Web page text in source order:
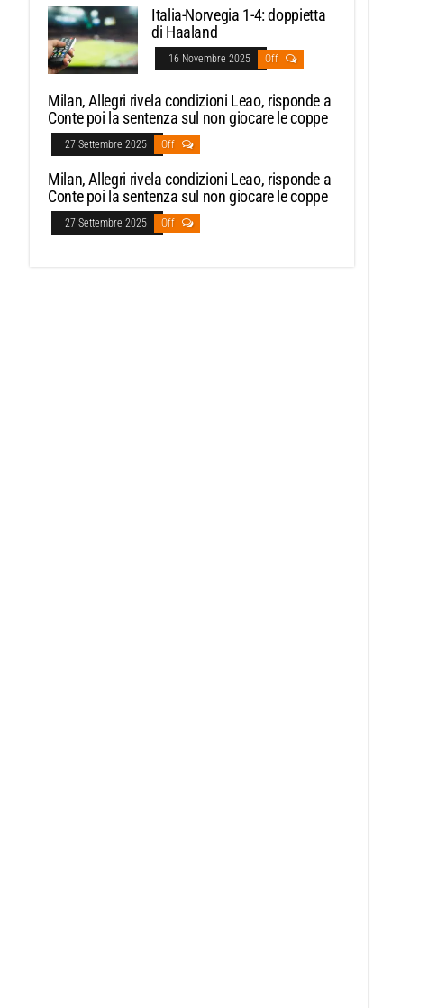
Italia-Norvegia 1-4: doppietta
di Haaland
16 Novembre 2025 Off
Milan, Allegri rivela condizioni Leao, risponde a
Conte poi la sentenza sul non giocare le coppe
27 Settembre 2025 Off
Milan, Allegri rivela condizioni Leao, risponde a
Conte poi la sentenza sul non giocare le coppe
27 Settembre 2025 Off